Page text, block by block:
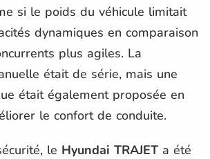
si le poids du véhicule limitait
dynamiques en comparaison
plus agiles. La
était de série, mais une
était également proposée en
le confort de conduite.
le Hyundai TRAJETa été